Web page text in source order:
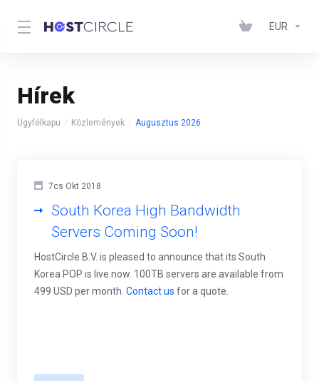
EUR
Hírek
Ügyfélkapu Közlemények Augusztus 2026
7cs Okt 2018
South Korea High Bandwidth
Servers Coming Soon!
HostCircle B.V. is pleased to announce that its South
Korea POP is live now. 100TB servers are available from
499 USD per month. Contact us for a quote.